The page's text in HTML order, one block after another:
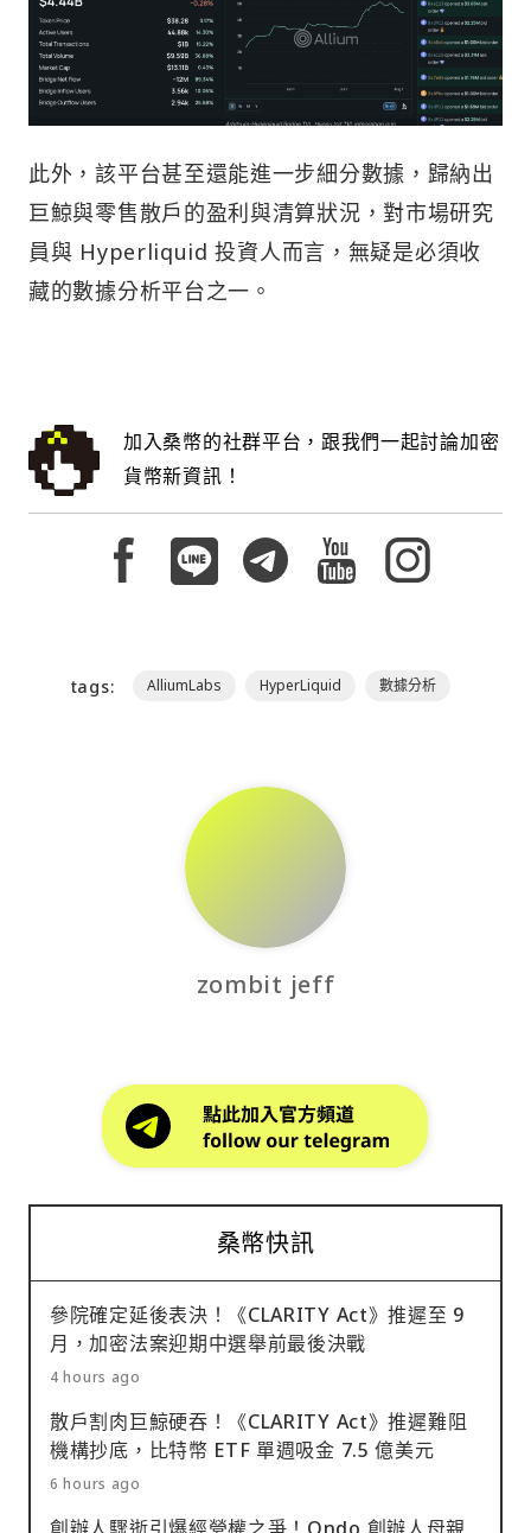
此外，該平台甚至還能進一步細分數據，歸納出
巨鯨與零售散戶的盈利與清算狀況，對市場研究
員與 Hyperliquid 投資人而言，無疑是必須收
藏的數據分析平台之一。
加入桑幣的社群平台，跟我們一起討論加密
貨幣新資訊！
tags: AlliumLabs HyperLiquid 數據分析
zombit jeff
桑幣快訊
參院確定延後表決！《CLARITY Act》推遲至 9
月，加密法案迎期中選舉前最後決戰
4 hours ago
散戶割肉巨鯨硬吞！《CLARITY Act》推遲難阻
機構抄底，比特幣 ETF 單週吸金 7.5 億美元
6 hours ago